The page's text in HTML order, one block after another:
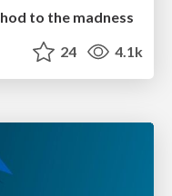
to the madness
24 4.1k